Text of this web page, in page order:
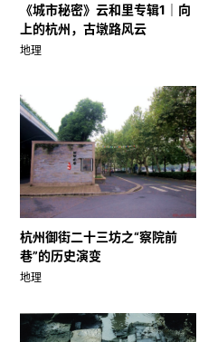
《城市秘密》云和里专辑1｜向
上的杭州，古墩路风云
地理
杭州御街二十三坊之“察院前
巷”的历史演变
地理